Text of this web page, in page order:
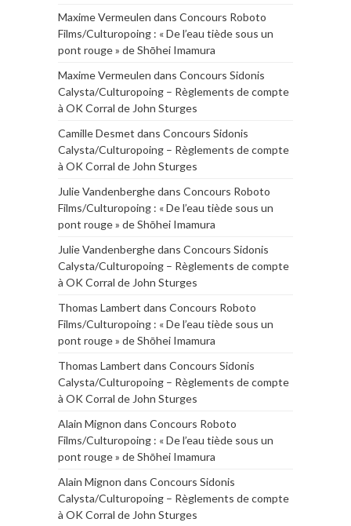
Maxime Vermeulen dans Concours Roboto
Films/Culturopoing : « De l’eau tiède sous un
pont rouge » de Shōhei Imamura
Maxime Vermeulen dans Concours Sidonis
Calysta/Culturopoing – Règlements de compte
à OK Corral de John Sturges
Camille Desmet dans Concours Sidonis
Calysta/Culturopoing – Règlements de compte
à OK Corral de John Sturges
Julie Vandenberghedans Concours Roboto
Films/Culturopoing : « De l’eau tiède sous un
pont rouge » de Shōhei Imamura
Julie Vandenberghedans Concours Sidonis
Calysta/Culturopoing – Règlements de compte
à OK Corral de John Sturges
Thomas Lambert dans Concours Roboto
Films/Culturopoing : « De l’eau tiède sous un
pont rouge » de Shōhei Imamura
Thomas Lambert dans Concours Sidonis
Calysta/Culturopoing – Règlements de compte
à OK Corral de John Sturges
Alain Mignon dans Concours Roboto
Films/Culturopoing : « De l’eau tiède sous un
pont rouge » de Shōhei Imamura
Alain Mignon dans Concours Sidonis
Calysta/Culturopoing – Règlements de compte
à OK Corral de John Sturges